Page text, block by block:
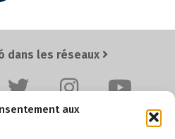
aux
dans les réseaux